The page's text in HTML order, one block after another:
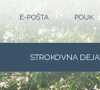
E-POŠTA POUK
STROKOVNA